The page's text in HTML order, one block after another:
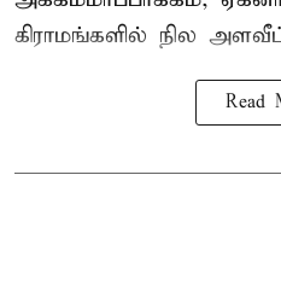
கிராமங்களில் நில
Read